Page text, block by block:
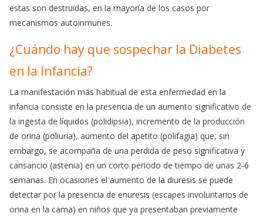
estas son destruidas, en la mayoría de los casos por
mecanismos autoinmunes.
¿Cuándo hay que sospechar la Diabetes
en la Infancia?
La manifestación más habitual de esta enfermedad en la
infancia consiste en la presencia de un aumento significativo de
la ingesta de líquidos (polidipsia), incremento de la producción
de orina (poliuria), aumento del apetito (polifagia) que, sin
embargo, se acompaña de una perdida de peso significativa y
cansancio (astenia) en un corto periodo de tiempo de unas 2-6
semanas. En ocasiones el aumento de la diuresis se puede
detectar por la presencia de enuresis (escapes involuntarios de
orina en la cama) en niños que ya presentaban previamente